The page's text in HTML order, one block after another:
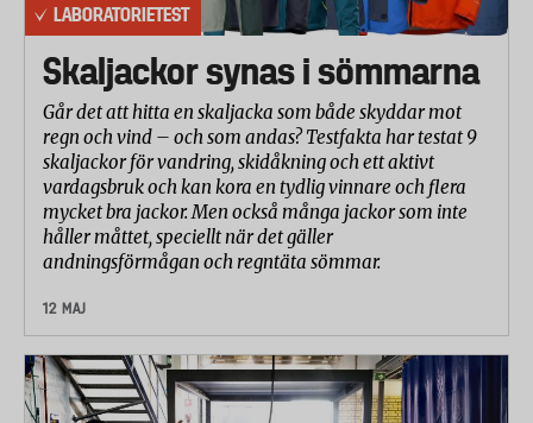
LABORATORIETEST
Skaljackor synas i sömmarna
Går det att hitta en skaljacka som både skyddar mot
regn och vind – och som andas? Testfakta har testat 9
skaljackor för vandring, skidåkning och ett aktivt
vardagsbruk och kan kora en tydlig vinnare och flera
mycket bra jackor. Men också många jackor som inte
håller måttet, speciellt när det gäller
andningsförmågan och regntäta sömmar.
12 MAJ